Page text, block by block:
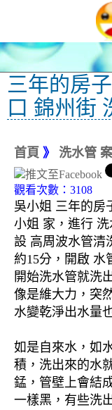
三年的房
口 錦州街
首頁 》 洗水管
觀看次數：3108
吳小姐 三年的房
小姐 家，進行
設 高周波水管清
約15分，開啟 水
開始洗水管就洗
像是維大力，突
水變乾淨出水量
如是自來水，如
積，洗出來的水
錳，管壁上會結
一樣黑，有些洗